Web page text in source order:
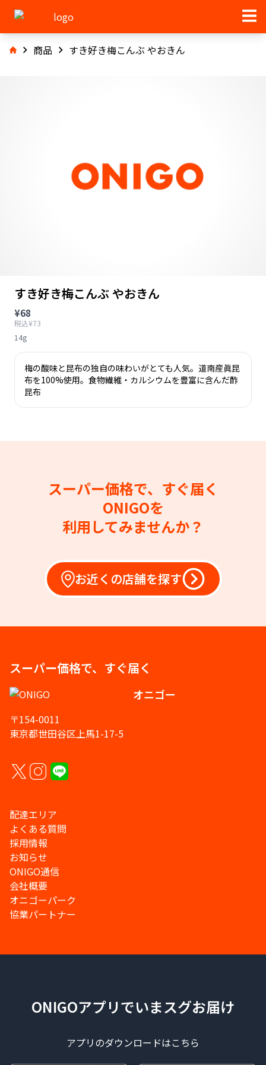
商品 すき好き梅こんぶ やおきん
すき好き梅こんぶ やおきん
¥68
税込¥73
14g
梅の酸味と昆布の独自の味わいがとても人気。道南産眞昆
布を100%使用。食物繊維・カルシウムを豊富に含んだ酢
昆布
スーパー価格で、すぐ届く
ONIGOを
利用してみませんか？
お近くの店舗を探す
スーパー価格で、すぐ届く
オニゴー
〒154-0011
東京都世田谷区上馬1-17-5
配達エリア
よくある質問
採用情報
お知らせ
ONIGO通信
会社概要
オニゴーパーク
協業パートナー
ONIGOアプリでいまスグお届け
アプリのダウンロードはこちら